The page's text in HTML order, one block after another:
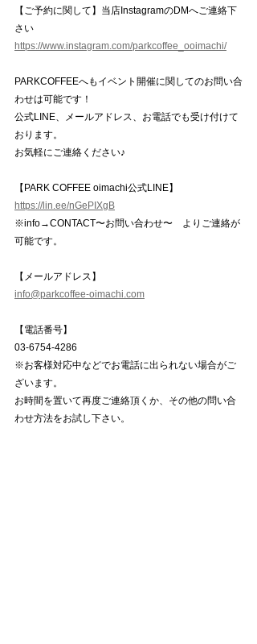
【ご予約に関して】当店InstagramのDMへご連絡下
さい
https://www.instagram.com/parkcoffee_ooimachi/
PARKCOFFEEへもイベント開催に関してのお問い合
わせは可能です！
公式LINE、メールアドレス、お電話でも受け付けて
おります。
お気軽にご連絡ください♪
【PARK COFFEE oimachi公式LINE】
https://lin.ee/nGePIXgB
※info→CONTACT〜お問い合わせ〜　よりご連絡が
可能です。
【メールアドレス】
info@parkcoffee-oimachi.com
【電話番号】
03-6754-4286
※お客様対応中などでお電話に出られない場合がご
ざいます。
お時間を置いて再度ご連絡頂くか、その他の問い合
わせ方法をお試し下さい。